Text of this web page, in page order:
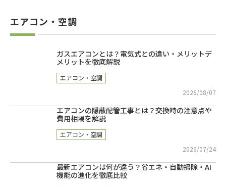
エアコン・空調
ガスエアコンとは？電気式との違い・メリットデ
メリットを徹底解説
エアコン・空調
2026/08/07
エアコンの隠蔽配管工事とは？交換時の注意点や
費用相場を解説
エアコン・空調
2026/07/24
最新エアコンは何が違う？省エネ・自動掃除・AI
機能の進化を徹底比較